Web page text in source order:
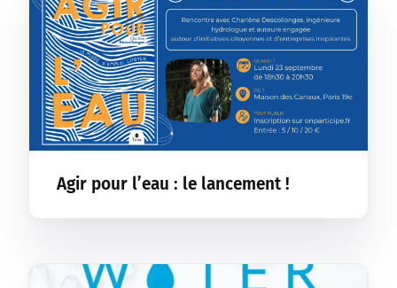
Agir pour l’eau : le lancement !